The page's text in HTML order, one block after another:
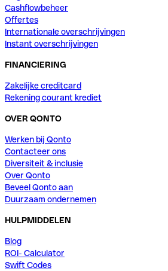
Cashflowbeheer
Offertes
Internationale overschrijvingen
Instant overschrijvingen
FINANCIERING
Zakelijke creditcard
Rekening courant krediet
OVER QONTO
Werken bij Qonto
Contacteer ons
Diversiteit & inclusie
Over Qonto
Beveel Qonto aan
Duurzaam ondernemen
HULPMIDDELEN
Blog
ROI- Calculator
Swift Codes